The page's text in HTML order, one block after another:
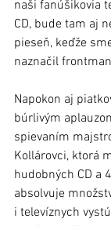
naši fanúšikovia
CD, bude tam aj
pieseň, keďže
naznačil
Napokon aj
búrlivým
spievaním
Kollárovci, ktorá
hudobných CD a
absolvuje
i televíznych